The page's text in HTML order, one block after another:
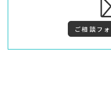
ご相談フ